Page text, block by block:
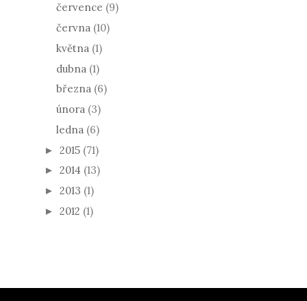
července (9)
června (10)
května (1)
dubna (1)
března (6)
února (3)
ledna (6)
► 2015 (71)
► 2014 (13)
► 2013 (1)
► 2012 (1)